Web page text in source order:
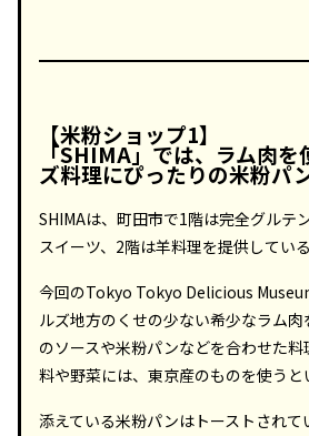
【米粉ショップ1】
「SHIMA」では、ラム肉
ズ料理にぴったりの米粉パ
SHIMAは、町田市で1階は完全グルテ
スイーツ、2階は羊料理を提供してい
今回のTokyo Tokyo Delicious
ルズ地方のくせの少ない希少なラム
のソースや米粉パンなどを合わせた
料や野菜には、東京産のものを使うと
添えている米粉パンはトーストされて